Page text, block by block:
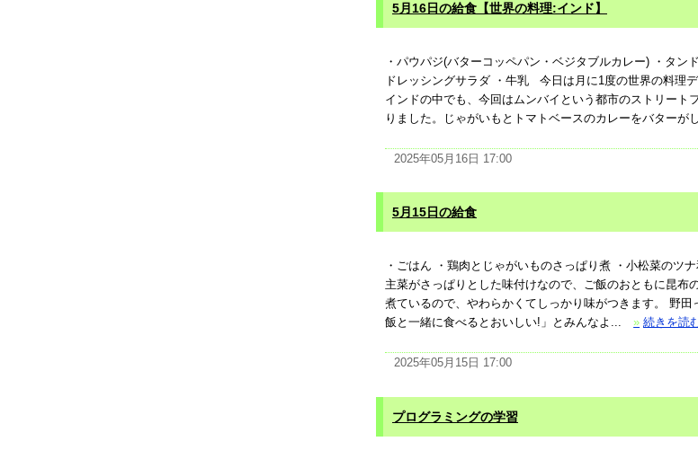
5月16日の給食【世界の料理:インド】
・パウパジ(バターコッペパン・ベジタブルカレー) ・タン
ドレッシングサラダ ・牛乳 今日は月に1度の世界の料理
インドの中でも、今回はムンバイという都市のストリート
りました。じゃがいもとトマトベースのカレーをバターが
2025年05月16日 17:00
5月15日の給食
・ごはん ・鶏肉とじゃがいものさっぱり煮 ・小松菜のツ
主菜がさっぱりとした味付けなので、ご飯のおともに昆布
煮ているので、やわらかくてしっかり味がつきます。 野
飯と一緒に食べるとおいしい!」とみんなよ...
» 続きを読
2025年05月15日 17:00
プログラミングの学習